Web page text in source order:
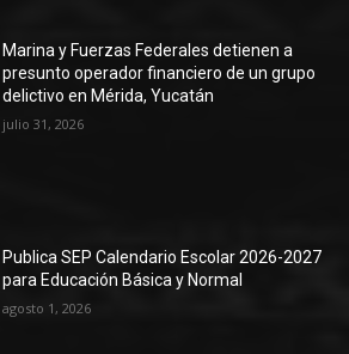
Marina y Fuerzas Federales detienen a
presunto operador financiero de un grupo
delictivo en Mérida, Yucatán
julio 31, 2026
Publica SEP Calendario Escolar 2026-2027
para Educación Básica y Normal
agosto 1, 2026